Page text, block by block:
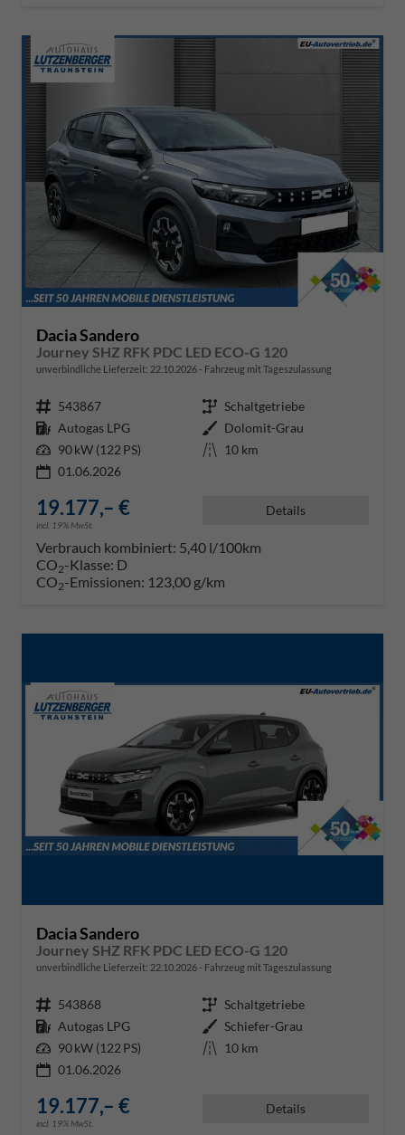
Dacia Sandero
Journey SHZ RFK PDC LED ECO-G 120
unverbindliche Lieferzeit: 22.10.2026 Fahrzeug mit Tageszulassung
Fahrzeugnr. 543867 Getriebe Schaltgetriebe
Kraftstoff Autogas LPG Außenfarbe Dolomit-Grau
Leistung 90 kW (122 PS) Kilometerstand 10 km
01.06.2026
19.177,– €
incl. 19% MwSt.
Details
Verbrauch kombiniert: 5,40 l/100km
CO2-Klasse: D
CO2-Emissionen: 123,00 g/km
Dacia Sandero
Journey SHZ RFK PDC LED ECO-G 120
unverbindliche Lieferzeit: 22.10.2026 Fahrzeug mit Tageszulassung
Fahrzeugnr. 543868 Getriebe Schaltgetriebe
Kraftstoff Autogas LPG Außenfarbe Schiefer-Grau
Leistung 90 kW (122 PS) Kilometerstand 10 km
01.06.2026
19.177,– €
incl. 19% MwSt.
Details